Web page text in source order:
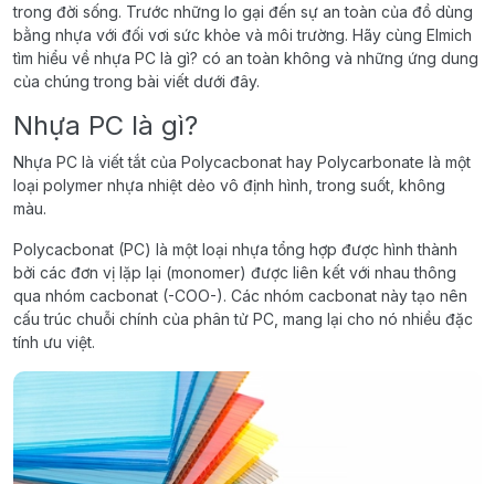
trong đời sống. Trước những lo gại đến sự an toàn của đồ dùng
bằng nhựa với đối vơi sức khỏe và môi trường. Hãy cùng Elmich
tìm hiểu về nhựa PC là gì? có an toàn không và những ứng dung
của chúng trong bài viết dưới đây.
Nhựa PC là gì?
Nhựa PC là viết tắt của Polycacbonat hay Polycarbonate là một
loại polymer nhựa nhiệt dẻo vô định hình, trong suốt, không
màu.
Polycacbonat (PC) là một loại nhựa tổng hợp được hình thành
bởi các đơn vị lặp lại (monomer) được liên kết với nhau thông
qua nhóm cacbonat (-COO-). Các nhóm cacbonat này tạo nên
cấu trúc chuỗi chính của phân tử PC, mang lại cho nó nhiều đặc
tính ưu việt.